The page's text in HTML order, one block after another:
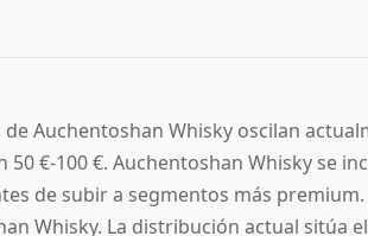
de Auchentoshan Whisky oscilan
50 €-100 €. Auchentoshan Whisky se
de subir a segmentos más
Whisky. La distribución actual sitúa